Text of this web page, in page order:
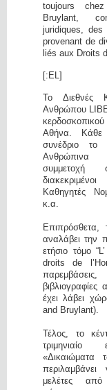
toujours
Bruylant,
juridiques, des
provenant de
liés aux Droits
[:EL]
Το Διεθνές
Ανθρώπου
Αθήνα. Κάθε
συνέδριο το
Ανθρώπινα
Καθηγητές
κ.α.
Επιπρόσθετα,
αναλάβει την
ετήσιο τόμο
droits de
παρεμβάσεις,
έχει λάβει
and Bruylant).
Τέλος, το
τριμηνιαίο
«Δικαιώματα
μελέτες από